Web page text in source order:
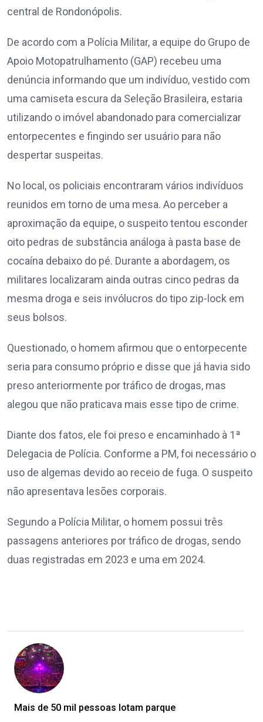
central de Rondonópolis.
De acordo com a Polícia Militar, a equipe do Grupo de
Apoio Motopatrulhamento (GAP) recebeu uma
denúncia informando que um indivíduo, vestido com
uma camiseta escura da Seleção Brasileira, estaria
utilizando o imóvel abandonado para comercializar
entorpecentes e fingindo ser usuário para não
despertar suspeitas.
No local, os policiais encontraram vários indivíduos
reunidos em torno de uma mesa. Ao perceber a
aproximação da equipe, o suspeito tentou esconder
oito pedras de substância análoga à pasta base de
cocaína debaixo do pé. Durante a abordagem, os
militares localizaram ainda outras cinco pedras da
mesma droga e seis invólucros do tipo zip-lock em
seus bolsos.
Questionado, o homem afirmou que o entorpecente
seria para consumo próprio e disse que já havia sido
preso anteriormente por tráfico de drogas, mas
alegou que não praticava mais esse tipo de crime.
Diante dos fatos, ele foi preso e encaminhado à 1ª
Delegacia de Polícia. Conforme a PM, foi necessário o
uso de algemas devido ao receio de fuga. O suspeito
não apresentava lesões corporais.
Segundo a Polícia Militar, o homem possui três
passagens anteriores por tráfico de drogas, sendo
duas registradas em 2023 e uma em 2024.
Mais de 50 mil pessoas lotam parque